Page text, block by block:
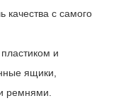
качества с самого
и
ящики,
ремнями.